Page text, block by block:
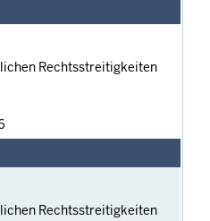
Rechtsstreitigkeiten
Rechtsstreitigkeiten